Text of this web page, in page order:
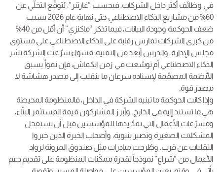
في وظائف أكثر داخل الشركات. فبحسب “غارتنر”، يُتوقّع التخلّي عن
60% من مشاريع الذكاء الاصطناعي حتى نهاية عام 2026 بسبب
ضعف الحوكمة وجودة البيانات، فيما تذكر “ماكنزي” أن أقل من 40%
من كبرى الشركات تمارس رقابة على الذكاء الاصطناعي على مستوى
مجلس الإدارة. والدرس أبعد من التقنية: فسواء سرّعت الشركة نشر
الذكاء الاصطناعي أم توسّعت في زمن انكماش، فإن نمواً يسبق
الأنظمة المصمَّمة لإسناده سرعان ما ينقلب إلى مصدر هشاشة لا
مصدر قوة.
وإذا كانت الحوكمة ما تبنيه الشركة في الداخل، فالمنظومة المحيطة
هي ما تستند إليه في الخارج. وأبرز المشاركون قيمة المستثمر البنّاء،
ومسرّعات الأعمال التي تمدّ يدها للمؤسسين قبل أن تستفحل
المشكلات الصغيرة وتصير بنيوية، وأصحاب الخبرة الذين خبروا
التقلبات عن قرب. وطُرحت مبادرات مثل صندوق المرونة لرواد
الأعمال من “شراع” نموذجاً لقدرة ممكّنات المنظومة على تقديم دعم